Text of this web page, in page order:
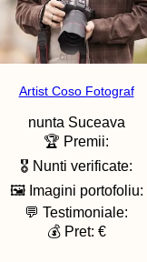
Artist Coso Fotograf
nunta Suceava
🏆 Premii:
🎖️ Nunti verificate:
🖼️ Imagini portofoliu:
💬 Testimoniale:
💰 Pret: €